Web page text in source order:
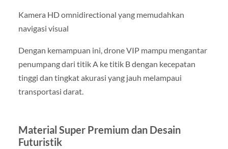
Kamera HD omnidirectional yang memudahkan
navigasi visual
Dengan kemampuan ini, drone VIP mampu mengantar
penumpang dari titik A ke titik B dengan kecepatan
tinggi dan tingkat akurasi yang jauh melampaui
transportasi darat.
Material Super Premium dan Desain
Futuristik